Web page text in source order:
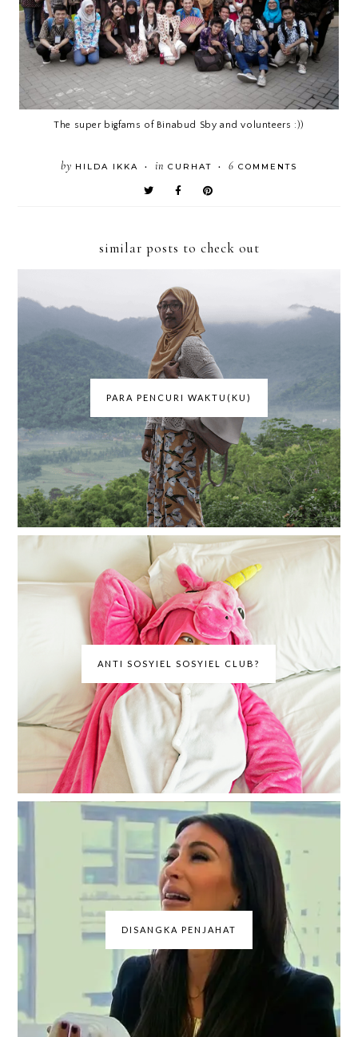
The super bigfams of Binabud Sby and volunteers :))
by HILDA IKKA • in CURHAT • 6 COMMENTS
similar posts to check out
PARA PENCURI WAKTU(KU)
ANTI SOSYIEL SOSYIEL CLUB?
DISANGKA PENJAHAT